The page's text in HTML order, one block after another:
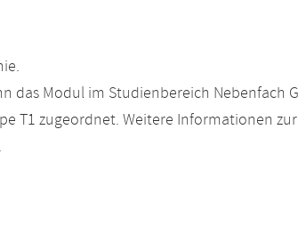
das Modul im Studienbereich Nebenfach
T1 zugeordnet. Weitere Informationen